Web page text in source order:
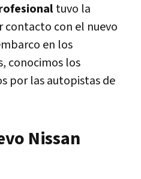
tuvo la
con el nuevo
en los
conocimos los
por las autopistas de
Nissan